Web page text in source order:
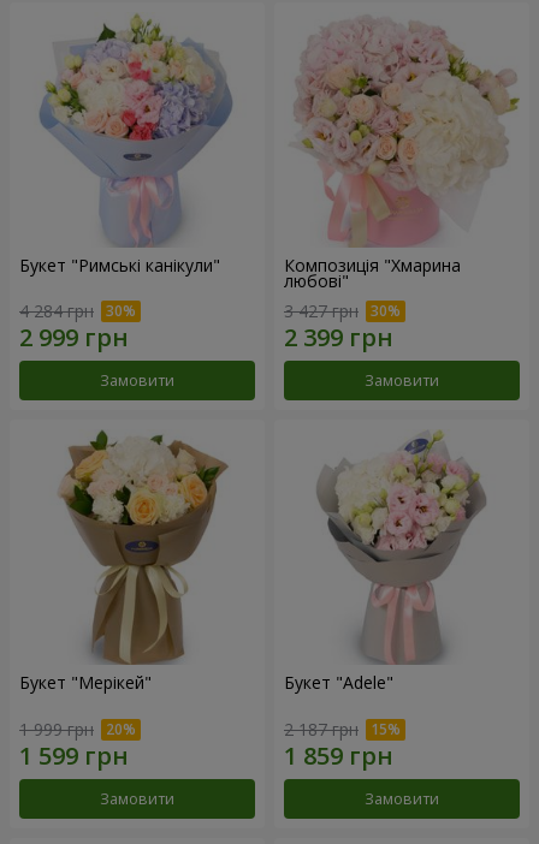
Букет "Римські канікули"
4 284 грн
Замовити
Композиція "Хмарина
любові"
3 427 грн
Замовити
Букет "Мерікей"
1 999 грн
Замовити
Букет "Adele"
2 187 грн
Замовити